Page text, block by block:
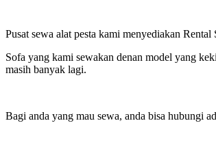
Pusat sewa alat pesta kami menyediakan
Sofa yang kami sewakan denan model yang
masih banyak lagi.
Bagi anda yang mau sewa, anda bisa hubungi